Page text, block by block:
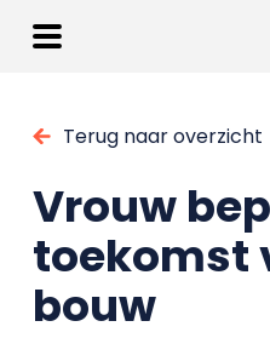
Terug naar overzicht
Vrouw
toekomst
bouw